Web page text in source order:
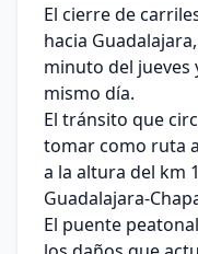
El cierre de
hacia
minuto del jueves
mismo día.
El tránsito que
tomar como ruta
a la altura del km
Guadalajara-
El puente